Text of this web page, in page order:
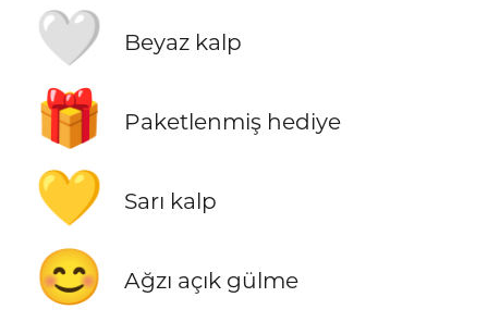
🤍 Beyaz kalp
🎁 Paketlenmiş hediye
💛 Sarı kalp
😊 Ağzı açık gülme